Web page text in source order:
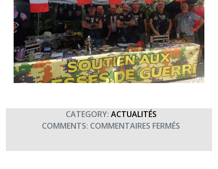
CATEGORY: ACTUALITÉS
COMMENTS: COMMENTAIRES FERMÉS
AU